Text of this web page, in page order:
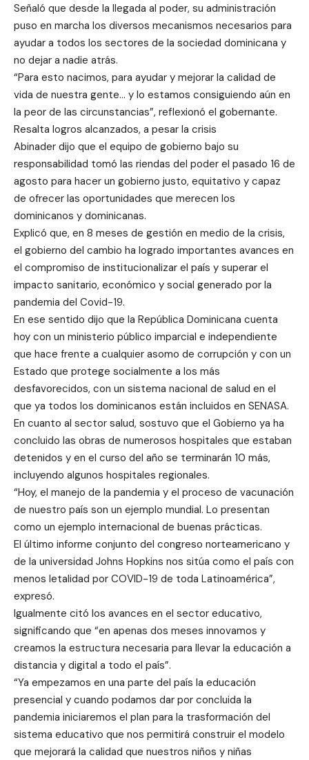
Señaló que desde la llegada al poder, su administración
puso en marcha los diversos mecanismos necesarios para
ayudar a todos los sectores de la sociedad dominicana y
no dejar a nadie atrás.
“Para esto nacimos, para ayudar y mejorar la calidad de
vida de nuestra gente… y lo estamos consiguiendo aún en
la peor de las circunstancias”, reflexionó el gobernante.
Resalta logros alcanzados, a pesar la crisis
Abinader dijo que el equipo de gobierno bajo su
responsabilidad tomó las riendas del poder el pasado 16 de
agosto para hacer un gobierno justo, equitativo y capaz
de ofrecer las oportunidades que merecen los
dominicanos y dominicanas.
Explicó que, en 8 meses de gestión en medio de la crisis,
el gobierno del cambio ha logrado importantes avances en
el compromiso de institucionalizar el país y superar el
impacto sanitario, económico y social generado por la
pandemia del Covid-19.
En ese sentido dijo que la República Dominicana cuenta
hoy con un ministerio público imparcial e independiente
que hace frente a cualquier asomo de corrupción y con un
Estado que protege socialmente a los más
desfavorecidos, con un sistema nacional de salud en el
que ya todos los dominicanos están incluidos en SENASA.
En cuanto al sector salud, sostuvo que el Gobierno ya ha
concluido las obras de numerosos hospitales que estaban
detenidos y en el curso del año se terminarán 10 más,
incluyendo algunos hospitales regionales.
“Hoy, el manejo de la pandemia y el proceso de vacunación
de nuestro país son un ejemplo mundial. Lo presentan
como un ejemplo internacional de buenas prácticas.
El último informe conjunto del congreso norteamericano y
de la universidad Johns Hopkins nos sitúa como el país con
menos letalidad por COVID-19 de toda Latinoamérica”,
expresó.
Igualmente citó los avances en el sector educativo,
significando que “en apenas dos meses innovamos y
creamos la estructura necesaria para llevar la educación a
distancia y digital a todo el país”.
“Ya empezamos en una parte del país la educación
presencial y cuando podamos dar por concluida la
pandemia iniciaremos el plan para la trasformación del
sistema educativo que nos permitirá construir el modelo
que mejorará la calidad que nuestros niños y niñas